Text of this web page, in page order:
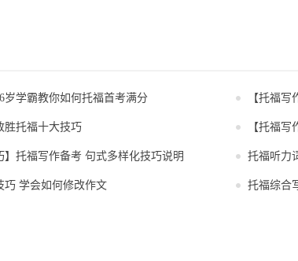
岁学霸教你如何托福首考满分 【托福
胜托福十大技巧 【托福
】托福写作备考 句式多样化技巧说明 托福听力
巧 学会如何修改作文 托福综合